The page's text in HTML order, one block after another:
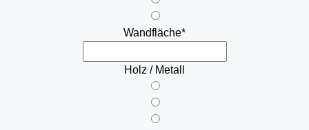
Wandfläche*
Holz / Metall